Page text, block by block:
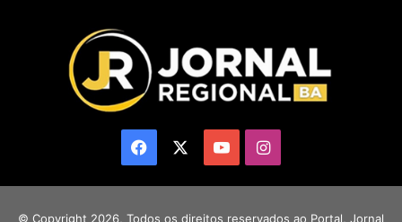
Facebook YouTubeInstagram
© Copyright 2026, Todos os direitos reservados ao Portal, Jornal